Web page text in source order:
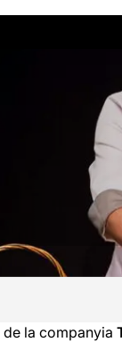
de la companyia